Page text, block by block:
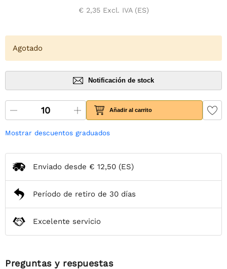
€ 2,35Excl. IVA (ES)
Agotado
Notificación de stock
Añadir al carrito
Mostrar descuentos graduados
Enviado desde € 12,50 (ES)
Período de retiro de 30 días
Excelente servicio
Preguntas y respuestas